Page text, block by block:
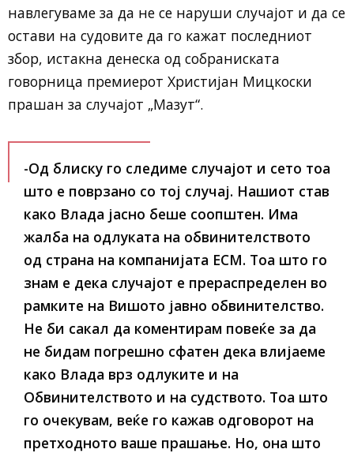
навлегуваме за да не се наруши случајот и да се
остави на судовите да го кажат последниот
збор, истакна денеска од собраниската
говорница премиерот Христијан Мицкоски
прашан за случајот „Мазут“.
-Од блиску го следиме случајот и сето тоа
што е поврзано со тој случај. Нашиот став
како Влада јасно беше соопштен. Има
жалба на одлуката на обвинителството
од страна на компанијата ЕСМ. Тоа што го
знам е дека случајот е прераспределен во
рамките на Вишото јавно обвинителство.
Не би сакал да коментирам повеќе за да
не бидам погрешно сфатен дека влијаеме
како Влада врз одлуките и на
Обвинителството и на судството. Тоа што
го очекувам, веќе го кажав одговорот на
претходното ваше прашање. Но, она што